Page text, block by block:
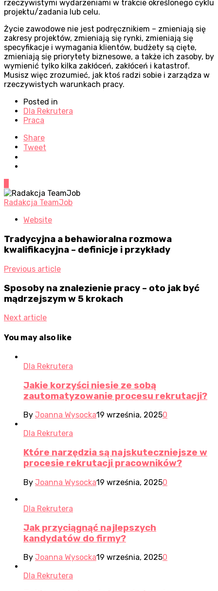
rzeczywistymi wydarzeniami w trakcie określonego cyklu
projektu/zadania lub celu.
Życie zawodowe nie jest podręcznikiem – zmieniają się
zakresy projektów, zmieniają się rynki, zmieniają się
specyfikacje i wymagania klientów, budżety są cięte,
zmieniają się priorytety biznesowe, a także ich zasoby, by
wymienić tylko kilka zakłóceń, zakłóceń i katastrof.
Musisz więc zrozumieć, jak ktoś radzi sobie i zarządza w
rzeczywistych warunkach pracy.
Posted in
Dla Rekrutera
Praca
Share
Tweet
Radakcja TeamJob
Website
Tradycyjna a behawioralna rozmowa
kwalifikacyjna – definicje i przykłady
Previous article
Sposoby na znalezienie pracy – oto jak być
mądrzejszym w 5 krokach
Next article
You may also like
Dla Rekrutera
Jakie korzyści niesie ze sobą
zautomatyzowanie procesu rekrutacji?
By Joanna Wysocka19 września, 20250
Dla Rekrutera
Które narzędzia są najskuteczniejsze w
procesie rekrutacji pracowników?
By Joanna Wysocka19 września, 20250
Dla Rekrutera
Jak przyciągnąć najlepszych
kandydatów do firmy?
By Joanna Wysocka19 września, 20250
Dla Rekrutera